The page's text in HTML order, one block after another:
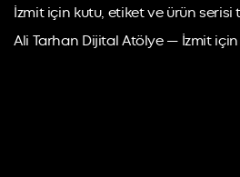
İzmit için kutu, etiket ve ürün serisi
Ali Tarhan Dijital Atölye — İzmit